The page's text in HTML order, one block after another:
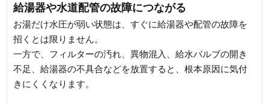
給湯器や水道配管の故障につながる
お湯だけ水圧が弱い状態は、すぐに給湯器や配管の故障を
招くとは限りません。
一方で、フィルターの汚れ、異物混入、給水バルブの開き
不足、給湯器の不具合などを放置すると、根本原因に気付
きにくくなります。